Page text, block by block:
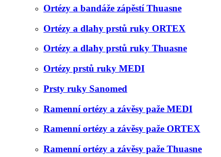
Ortézy a bandáže zápěstí Thuasne
Ortézy a dlahy prstů ruky ORTEX
Ortézy a dlahy prstů ruky Thuasne
Ortézy prstů ruky MEDI
Prsty ruky Sanomed
Ramenní ortézy a závěsy paže MEDI
Ramenní ortézy a závěsy paže ORTEX
Ramenní ortézy a závěsy paže Thuasne